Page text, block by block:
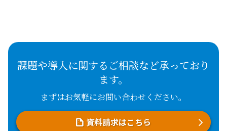
課題や導入に関するご相談など承っており
ます。
まずはお気軽にお問い合わせください。
資料請求はこちら